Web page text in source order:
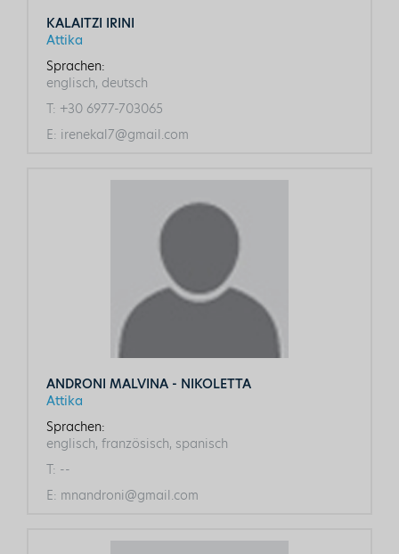
KALAITZI IRINI
Attika
Sprachen:
englisch, deutsch
T: +30 6977-703065
E: irenekal7@gmail.com
ANDRONI MALVINA - NIKOLETTA
Attika
Sprachen:
englisch, französisch, spanisch
T: --
E: mnandroni@gmail.com